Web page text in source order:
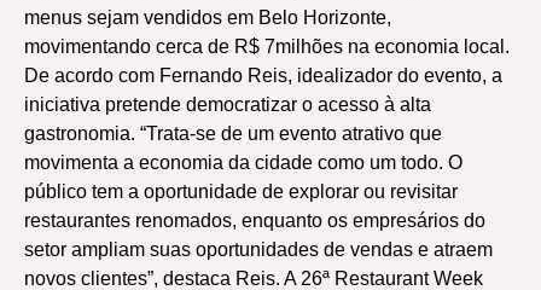
menus sejam vendidos em Belo Horizonte,
movimentando cerca de R$ 7milhões na economia local.
De acordo com Fernando Reis, idealizador do evento, a
iniciativa pretende democratizar o acesso à alta
gastronomia. “Trata-se de um evento atrativo que
movimenta a economia da cidade como um todo. O
público tem a oportunidade de explorar ou revisitar
restaurantes renomados, enquanto os empresários do
setor ampliam suas oportunidades de vendas e atraem
novos clientes”, destaca Reis. A 26ª Restaurant Week